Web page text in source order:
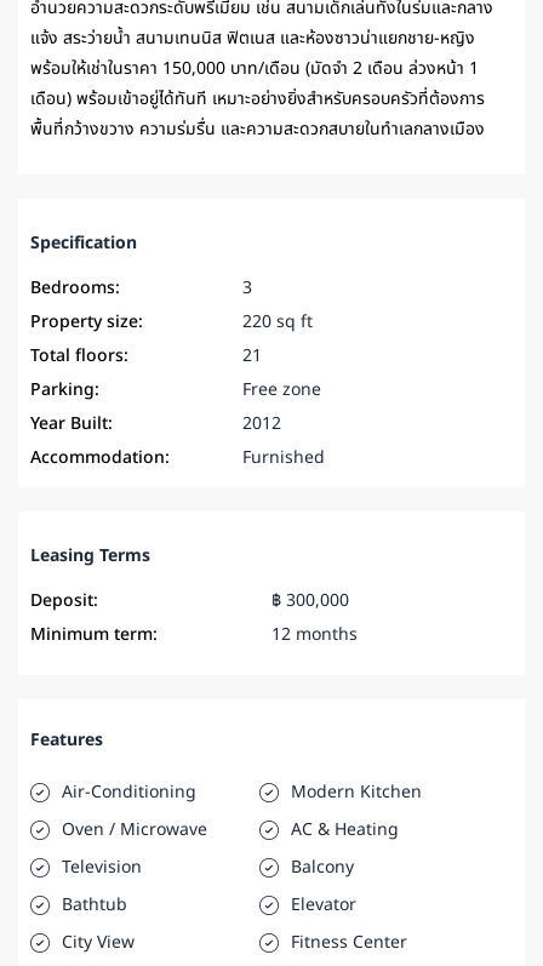
อำนวยความสะดวกระดับพรีเมียม เช่น สนามเด็กเล่นทั้งในร่มและกลาง
แจ้ง สระว่ายน้ำ สนามเทนนิส ฟิตเนส และห้องซาวน่าแยกชาย-หญิง
พร้อมให้เช่าในราคา 150,000 บาท/เดือน (มัดจำ 2 เดือน ล่วงหน้า 1
เดือน) พร้อมเข้าอยู่ได้ทันที เหมาะอย่างยิ่งสำหรับครอบครัวที่ต้องการ
พื้นที่กว้างขวาง ความร่มรื่น และความสะดวกสบายในทำเลกลางเมือง
Specification
Bedrooms:
3
Property size:
220 sq ft
Total floors:
21
Parking:
Free zone
Year Built:
2012
Accommodation:
Furnished
Leasing Terms
Deposit:
฿ 300,000
Minimum term:
12 months
Features
Air-Conditioning
Modern Kitchen
Oven / Microwave
AC & Heating
Television
Balcony
Bathtub
Elevator
City View
Fitness Center